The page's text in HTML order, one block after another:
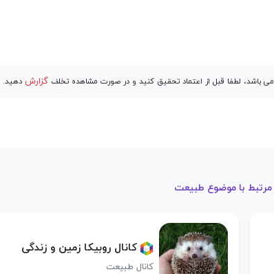
لطفا قبل از اعتماد تحقیق کنید و در صورت مشاهده تخلفگزارش دهید.
مرتبط با موضوع طبیعت
کانال روبیکا زمین و زندگی
کانال طبیعت